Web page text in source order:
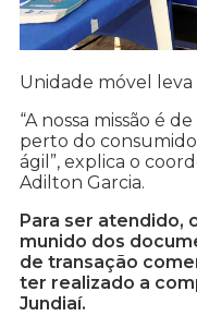
Unidade móvel
“A nossa missão é
perto do
ágil”, explica o
Adilton Garcia.
Para ser atendido,
munido dos
de transação
ter realizado a
Jundiaí.